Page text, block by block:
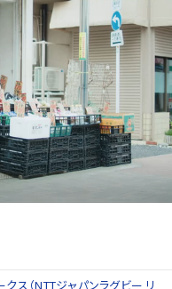
ス（NTTジャパンラグビー リ